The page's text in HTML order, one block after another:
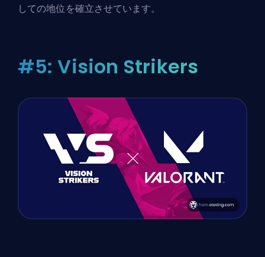
しての地位を確立させています。
#5: Vision Strikers